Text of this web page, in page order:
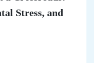
Stress, and